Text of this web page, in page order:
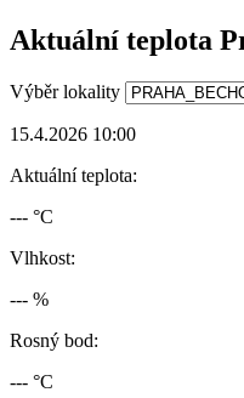
Aktuální teplota
Výběr lokality
15.4.2026 10:00
Aktuální teplota:
--- °C
Vlhkost:
--- %
Rosný bod:
--- °C